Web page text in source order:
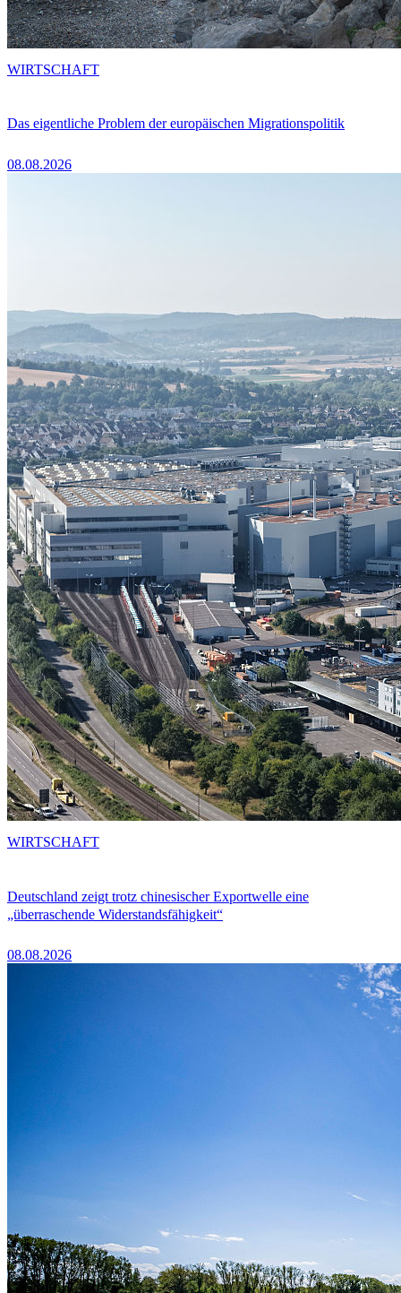
Das eigentliche Problem der europäischen Migrationspolitik
08.08.2026
WIRTSCHAFT
Deutschland zeigt trotz chinesischer Exportwelle eine
„überraschende Widerstandsfähigkeit“
08.08.2026
WIRTSCHAFT